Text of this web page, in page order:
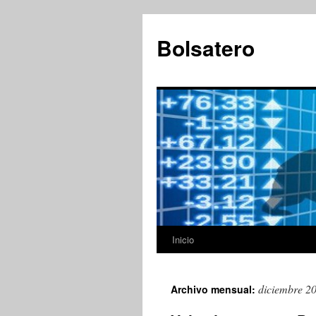
contenido
Bolsatero
Inicio
Archivo mensual: diciembre